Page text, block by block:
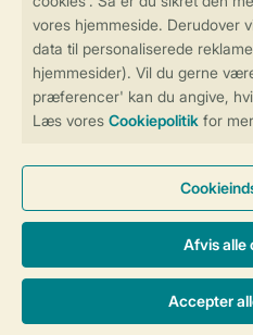
Få en personligt
på
© 2026 Landal